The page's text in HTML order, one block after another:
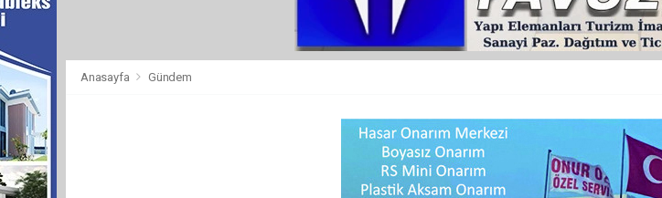
Anasayfa Gündem